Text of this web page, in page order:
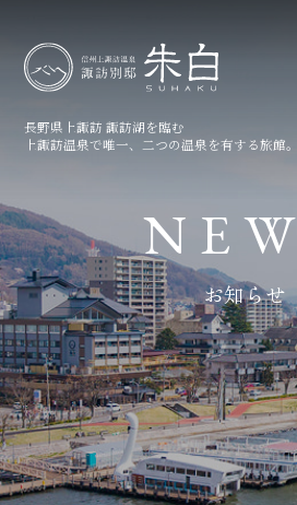
長野県上諏訪 諏訪湖を臨む
上諏訪温泉で唯一、二つの温泉を有する旅館。
お知らせ
N EW